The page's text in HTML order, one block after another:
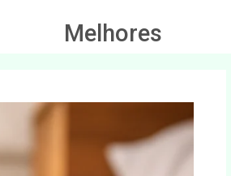
Melhores